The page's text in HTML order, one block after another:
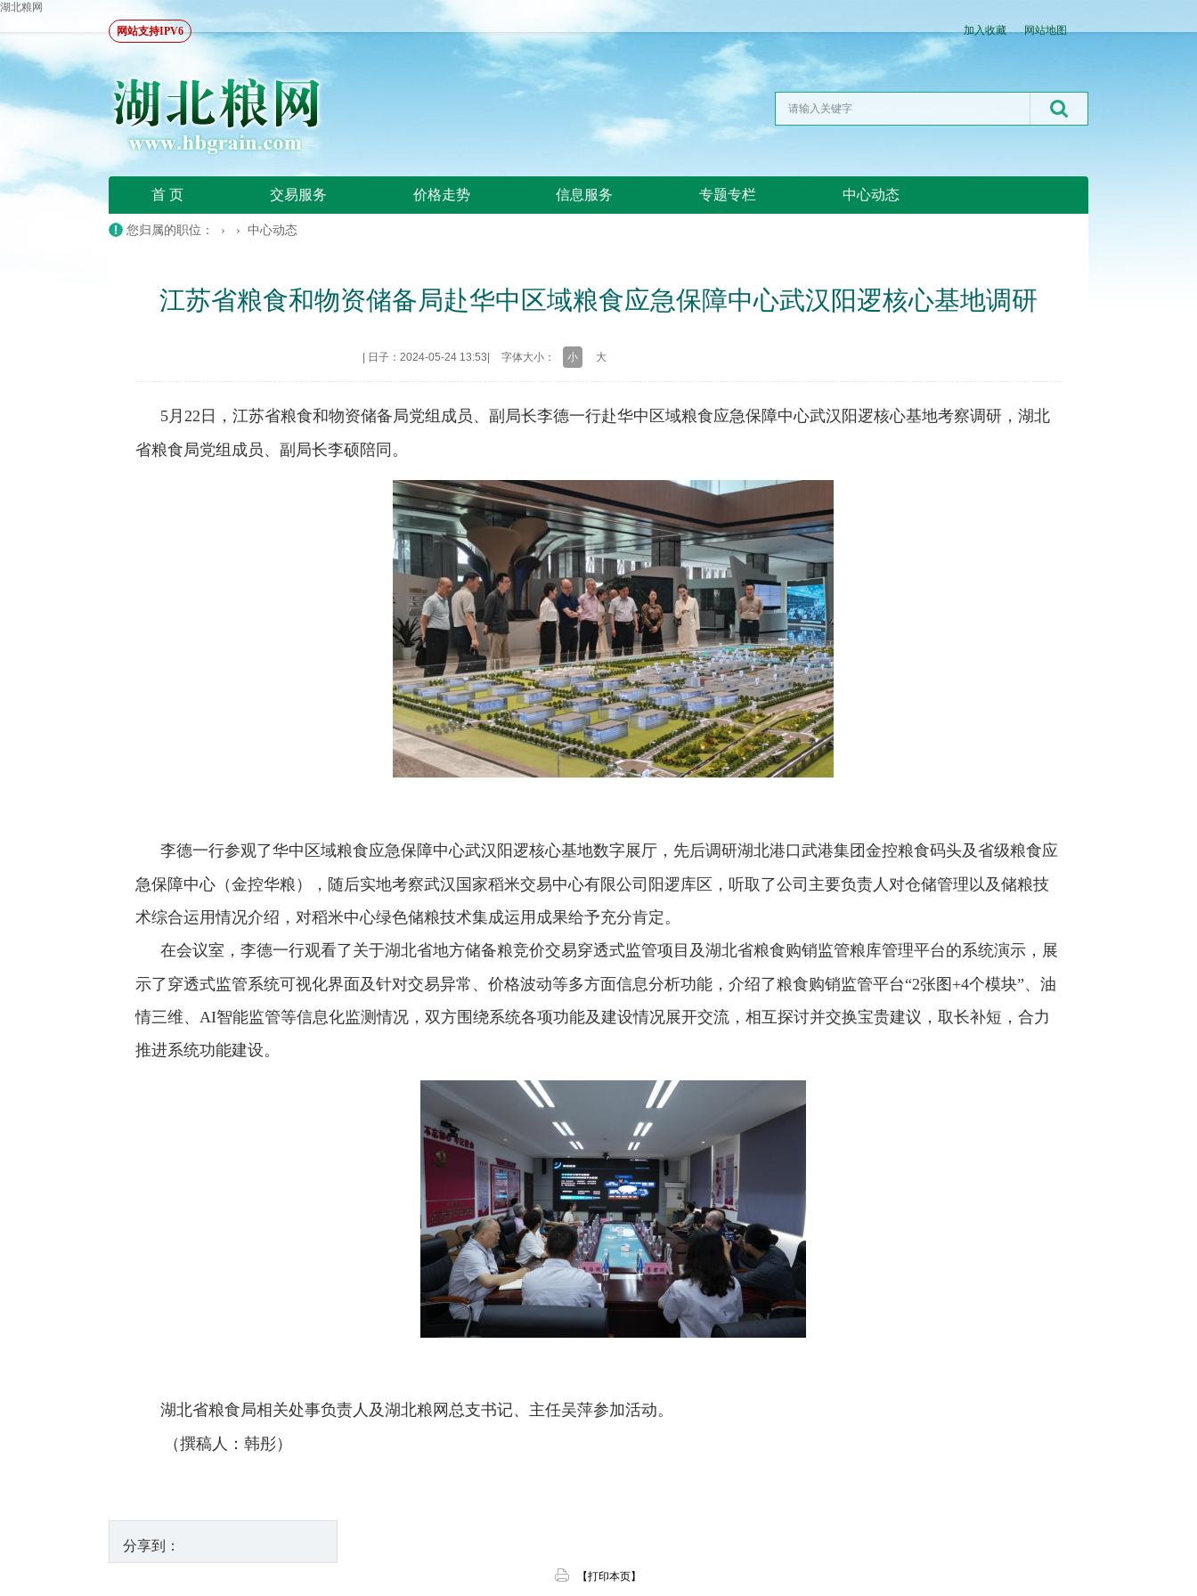
湖北粮网
网站支持IPV6
加入收藏 网站地图
首 页 交易服务 价格走势 信息服务 专题专栏 中心动态
您归属的职位： › › 中心动态
江苏省粮食和物资储备局赴华中区域粮食应急保障中心武汉阳逻核心基地调研
日子：2024-05-24 13:53 字体大小： 小 大
5月22日，江苏省粮食和物资储备局党组成员、副局长李德一行赴华中区域粮食应急保障中心武汉阳逻核心基地考察调研，湖北
省粮食局党组成员、副局长李硕陪同。
李德一行参观了华中区域粮食应急保障中心武汉阳逻核心基地数字展厅，先后调研湖北港口武港集团金控粮食码头及省级粮食应
急保障中心（金控华粮），随后实地考察武汉国家稻米交易中心有限公司阳逻库区，听取了公司主要负责人对仓储管理以及储粮技
术综合运用情况介绍，对稻米中心绿色储粮技术集成运用成果给予充分肯定。
在会议室，李德一行观看了关于湖北省地方储备粮竞价交易穿透式监管项目及湖北省粮食购销监管粮库管理平台的系统演示，展
示了穿透式监管系统可视化界面及针对交易异常、价格波动等多方面信息分析功能，介绍了粮食购销监管平台“2张图+4个模块”、油
情三维、AI智能监管等信息化监测情况，双方围绕系统各项功能及建设情况展开交流，相互探讨并交换宝贵建议，取长补短，合力
推进系统功能建设。
湖北省粮食局相关处事负责人及湖北粮网总支书记、主任吴萍参加活动。
（撰稿人：韩彤）
分享到：
【打印本页】